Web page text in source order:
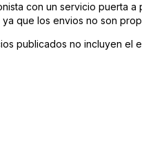
con un servicio puerta
ya que los envios no son
publicados no incluyen el